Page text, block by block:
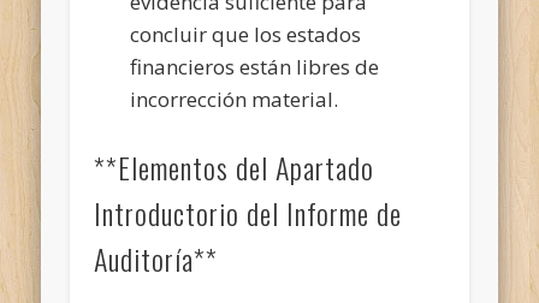
concluir que los estados
financieros están libres de
incorrección material.
**Elementos del Apartado
Introductorio del Informe de
Auditoría**